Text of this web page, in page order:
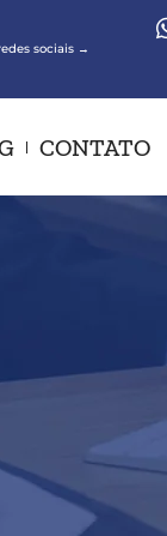
sociais →
CONTATO